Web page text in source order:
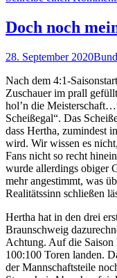
Doch noch
28. September 2020
Nach dem 4:1-
Zuschauer im prall
hol’n die
Scheißegal“. Das
dass Hertha, zumindest
wird. Wir wissen es
Fans nicht so recht
wurde allerdings obiger
mehr angestimmt, was
Realitätssinn schließen
Hertha hat in den drei
Braunschweig
Achtung. Auf die Saison
100:100 Toren landen.
der Mannschaftsteile